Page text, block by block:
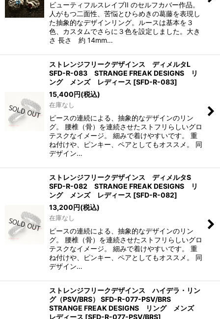
ビューティフルスレイブII のセルフカバー作品。
人がもつ二面性、苦悩とひらめきの葛藤を表現し
た抽象的なデザインリング。ルースは基本を３
色、カスタムでさらに３色を設定しました。大き
さ 長さ 約 14mm…
ストレンジフリークデザインス ディメルタL
SFD-R-083 STRANGE FREAK DESIGNS リ
ング メンズ レディース [SFD-R-083]
15,400円(税込)
在庫なし
ピースの連続による、抽象的なデザインのリン
グ。 腰椎（骨）を連続させたストフリらしいグロ
テスクなイメージ。 細みで着けやすいです。 重
ね付けや、ピンキー、ペアとしてもオススメ。 同
デザイン…
ストレンジフリークデザインス ディメルタS
SFD-R-082 STRANGE FREAK DESIGNS リ
ング メンズ レディース [SFD-R-082]
13,200円(税込)
在庫なし
ピースの連続による、抽象的なデザインのリン
グ。 腰椎（骨）を連続させたストフリらしいグロ
テスクなイメージ。 細みで着けやすいです。 重
ね付けや、ピンキー、ペアとしてもオススメ。 同
デザイン…
ストレンジフリークデザインス ハイデラ・リン
グ（PSV/BRS） SFD-R-077-PSV/BRS
STRANGE FREAK DESIGNS リング メンズ
レディース [SFD-R-077-PSV/BRS]